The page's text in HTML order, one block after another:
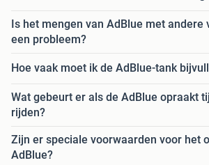
Is het mengen van AdBlue met andere
een probleem?
Hoe vaak moet ik de AdBlue-tank
Wat gebeurt er als de AdBlue opraakt
rijden?
Zijn er speciale voorwaarden voor het
AdBlue?